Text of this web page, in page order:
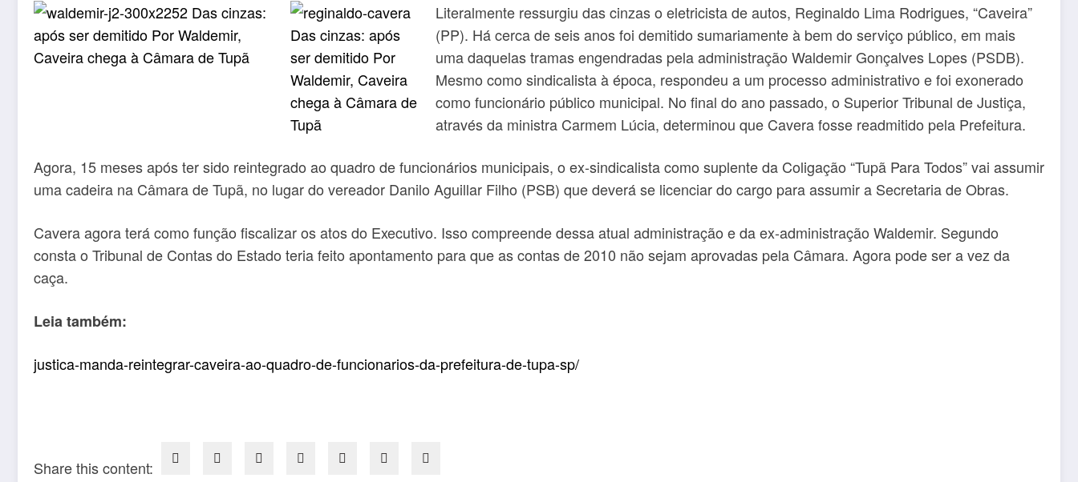
Literalmente ressurgiu das cinzas o eletricista de autos, Reginaldo Lima Rodrigues, “Caveira”
(PP). Há cerca de seis anos foi demitido sumariamente à bem do serviço público, em mais
uma daquelas tramas engendradas pela administração Waldemir Gonçalves Lopes (PSDB).
Mesmo como sindicalista à época, respondeu a um processo administrativo e foi exonerado
como funcionário público municipal. No final do ano passado, o Superior Tribunal de Justiça,
através da ministra Carmem Lúcia, determinou que Cavera fosse readmitido pela Prefeitura.
Agora, 15 meses após ter sido reintegrado ao quadro de funcionários municipais, o ex-sindicalista como suplente da Coligação “Tupã Para Todos” vai assumir
uma cadeira na Câmara de Tupã, no lugar do vereador Danilo Aguillar Filho (PSB) que deverá se licenciar do cargo para assumir a Secretaria de Obras.
Cavera agora terá como função fiscalizar os atos do Executivo. Isso compreende dessa atual administração e da ex-administração Waldemir. Segundo
consta o Tribunal de Contas do Estado teria feito apontamento para que as contas de 2010 não sejam aprovadas pela Câmara. Agora pode ser a vez da
caça.
Leia também:
justica-manda-reintegrar-caveira-ao-quadro-de-funcionarios-da-prefeitura-de-tupa-sp/
Share this content: